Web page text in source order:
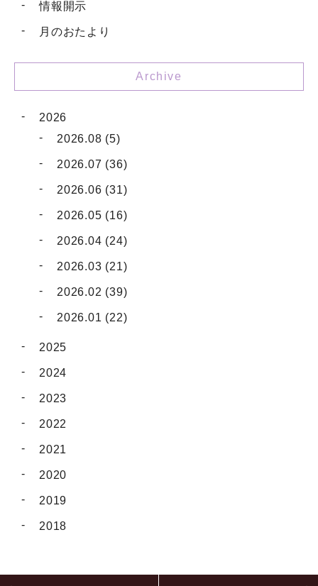
情報開示
月のおたより
Archive
2026
2026.08 (5)
2026.07 (36)
2026.06 (31)
2026.05 (16)
2026.04 (24)
2026.03 (21)
2026.02 (39)
2026.01 (22)
2025
2024
2023
2022
2021
2020
2019
2018